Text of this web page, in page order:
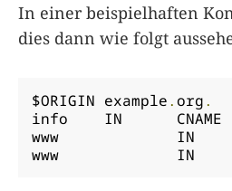
In einer beispielhaften
dies dann wie folgt
$ORIGIN example.org.
info    IN	CNAME	www